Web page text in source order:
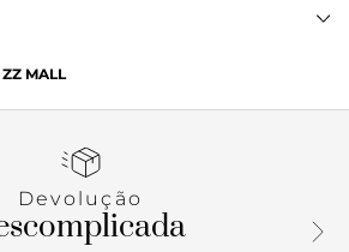
na ponta. Fechado na parte
V no cabedal com detalhe em
Com palmilha bege e inscrição do
ZZ MALL
Devolução